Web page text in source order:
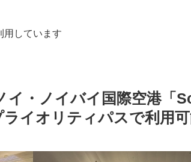
用しています
イ・ノイバイ国際空港「
イオリティパスで利用